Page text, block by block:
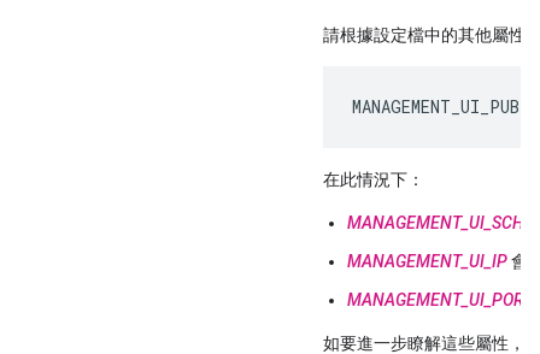
請根據設定檔中的其他屬性
在此情況下：
MANAGEMENT_UI_IP會
MANAGEMENT_UI_PORT
如要進一步瞭解這些屬性，